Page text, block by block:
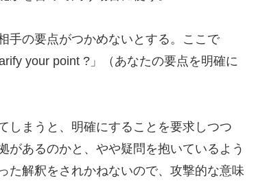
の要点がつかめないとする。ここで
your point ?」（あなたの要点を明確に
まうと、明確にすることを要求しつつ
があるのかと、やや疑問を抱いているよう
た解釈をされかねないので、攻撃的な意味